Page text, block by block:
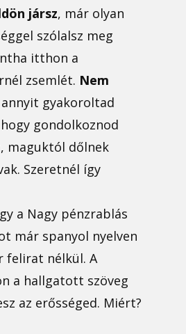
jársz, már olyan
szólalsz meg
itthon a
zsemlét. Nem
gyakoroltad
gondolkoznod
maguktól dőlnek
Szeretnél így
a Nagy pénzrablás
már spanyol nyelven
felirat nélkül. A
a hallgatott szöveg
az erősséged. Miért?